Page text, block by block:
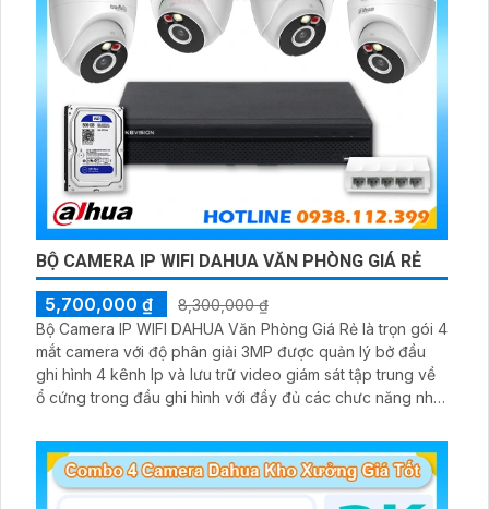
BỘ CAMERA IP WIFI DAHUA VĂN PHÒNG GIÁ RẺ
5,700,000 ₫
8,300,000 ₫
Bộ Camera IP WIFI DAHUA Văn Phòng Giá Rẻ là trọn gói 4
mắt camera với độ phân giải 3MP được quản lý bở đầu
ghi hình 4 kênh Ip và lưu trữ video giám sát tập trung về
ổ cứng trong đầu ghi hình với đầy đủ các chưc năng như
giám sát có màu vào ban đêm